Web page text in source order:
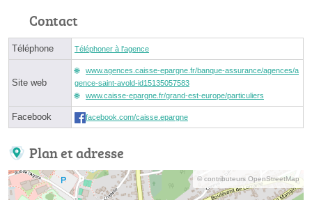
Contact
Téléphone Téléphoner à l'agence
Site web
www.agences.caisse-epargne.fr/banque-assurance/agences/a
gence-saint-avold-id15135057583
www.caisse-epargne.fr/grand-est-europe/particuliers
Facebook facebook.com/caisse.epargne
Plan et adresse
© contributeurs OpenStreetMap